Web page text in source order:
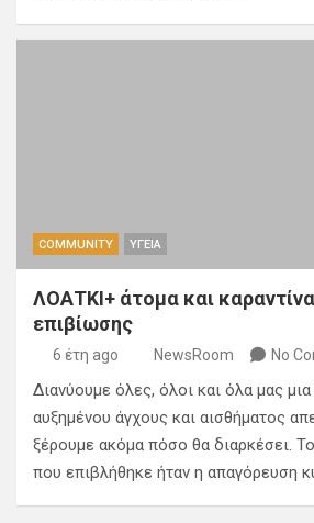
COMMUNITY ΥΓΕΙΑ
ΛΟΑΤΚΙ+ άτομα και
επιβίωσης
6 έτη ago NewsRoom No
Διανύουμε όλες, όλοι και όλα μας
αυξημένου άγχους και αισθήματος
ξέρουμε ακόμα πόσο θα διαρκέσει.
που επιβλήθηκε ήταν η απαγόρευση